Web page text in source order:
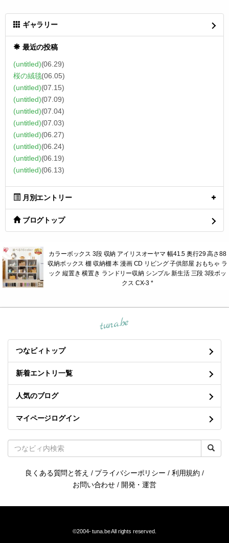
ギャラリー
最近の投稿
(untitled)(06.29)
桜の絨毯(06.05)
(untitled)(07.15)
(untitled)(07.09)
(untitled)(07.04)
(untitled)(07.03)
(untitled)(06.27)
(untitled)(06.24)
(untitled)(06.19)
(untitled)(06.13)
月別エントリー
ブログトップ
カラーボックス 3段 収納 アイリスオーヤマ 幅41.5 奥行29 高さ88
収納ボックス 棚 収納棚 本 漫画 CD リビング 子供部屋 おもちゃ ラ
ック 縦置き 横置き ランドリー収納 シンプル 新生活 三段 3段ボッ
クス CX-3 *
tuna.be
つなビィトップ
新着エントリ一覧
人気のブログ
マイページログイン
良くある質問と答え / プライバシーポリシー / 利用規約 /
お問い合わせ / 開発・運営
©2004-tuna.beAll rights reserved.